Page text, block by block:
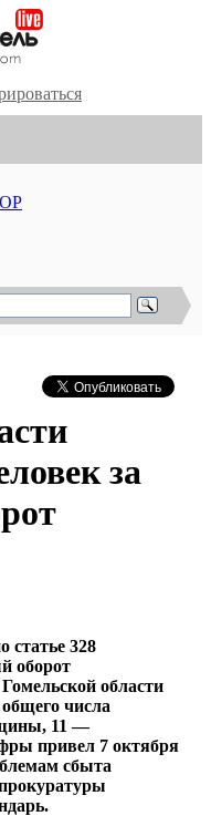
за
статье 328
оборот
области
числа
11 —
привел 7 октября
сбыта